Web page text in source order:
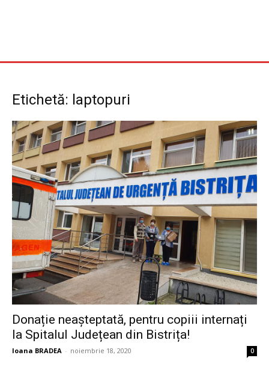
Etichetă: laptopuri
Donație neașteptată, pentru copiii internați
la Spitalul Județean din Bistrița!
Ioana BRADEA - noiembrie 18, 2020 0